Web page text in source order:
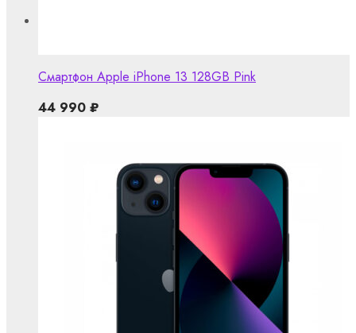
Смартфон Apple iPhone 13 128GB Pink
44 990 ₽